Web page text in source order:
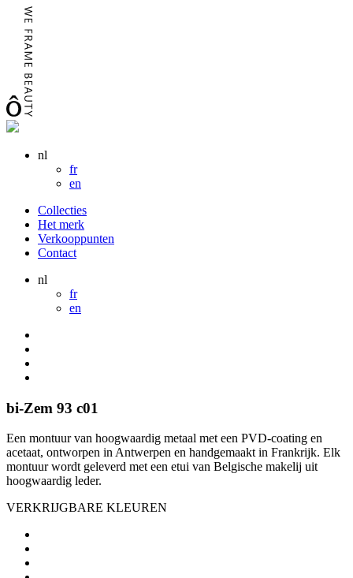
nl
fr
en
Collecties
Het merk
Verkooppunten
Contact
nl
fr
en
bi-Zem 93 c01
Een montuur van hoogwaardig metaal met een PVD-coating en
acetaat, ontworpen in Antwerpen en handgemaakt in Frankrijk. Elk
montuur wordt geleverd met een etui van Belgische makelij uit
hoogwaardig leder.
VERKRIJGBARE KLEUREN